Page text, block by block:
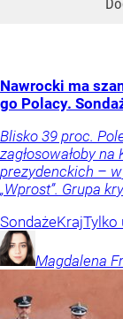
Nawrocki ma
go Polacy.
Blisko 39 proc.
zagłosowałoby
prezydenckich –
„Wprost”. Grupa
SondażeKrajTylko
Magdalena